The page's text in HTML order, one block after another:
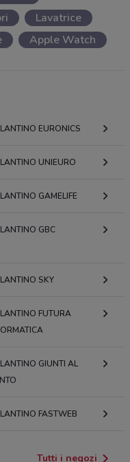
Lavatrice
Apple Watch
EURONICS
UNIEURO
GAMELIFE
GBC
SKY
FUTURA
GIUNTI AL
FASTWEB
Tutti i negozi